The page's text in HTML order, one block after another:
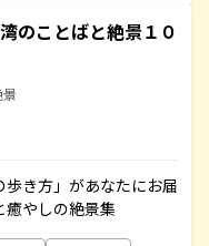
のことばと絶景１０
き方」があなたにお届
癒やしの絶景集